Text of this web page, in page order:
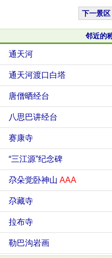
下一景
邻近的
通天河
通天河渡口白塔
唐僧晒经台
八思巴讲经台
赛康寺
“三江源”纪念碑
尕朵觉卧神山 AAA
尕藏寺
拉布寺
勒巴沟岩画